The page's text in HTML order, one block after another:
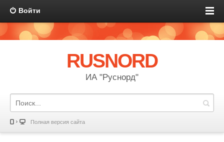
Войти
RUSNORD
ИА "Руснорд"
Полная версия сайта